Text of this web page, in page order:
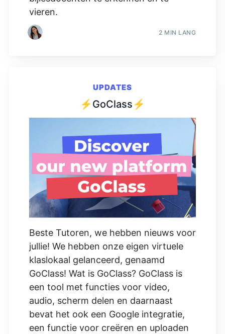
vieren.
2 MIN LANG
UPDATES
⚡GoClass⚡
Beste Tutoren, we hebben nieuws voor
jullie! We hebben onze eigen virtuele
klaslokaal gelanceerd, genaamd
GoClass! Wat is GoClass? GoClass is
een tool met functies voor video,
audio, scherm delen en daarnaast
bevat het ook een Google integratie,
een functie voor creëren en uploaden